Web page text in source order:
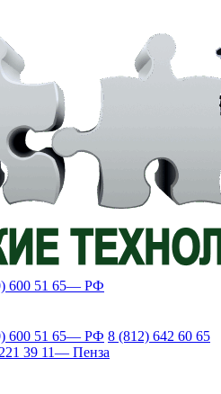
600 51 65— РФ
600 51 65— РФ 8 (812) 642 60 65
39 11— Пенза